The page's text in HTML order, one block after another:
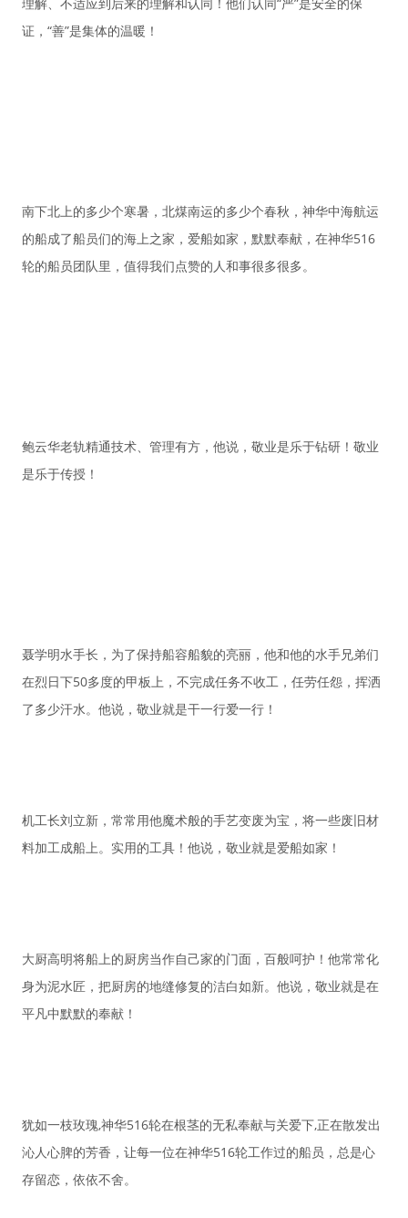
证，“善”是集体的温暖！
南下北上的多少个寒暑，北煤南运的多少个春秋，神华中海航运
的船成了船员们的海上之家，爱船如家，默默奉献，在神华516
轮的船员团队里，值得我们点赞的人和事很多很多。
鲍云华老轨精通技术、管理有方，他说，敬业是乐于钻研！敬业
是乐于传授！
聂学明水手长，为了保持船容船貌的亮丽，他和他的水手兄弟们
在烈日下50多度的甲板上，不完成任务不收工，任劳任怨，挥洒
了多少汗水。他说，敬业就是干一行爱一行！
机工长刘立新，常常用他魔术般的手艺变废为宝，将一些废旧材
料加工成船上。实用的工具！他说，敬业就是爱船如家！
大厨高明将船上的厨房当作自己家的门面，百般呵护！他常常化
身为泥水匠，把厨房的地缝修复的洁白如新。他说，敬业就是在
平凡中默默的奉献！
犹如一枝玫瑰,神华516轮在根茎的无私奉献与关爱下,正在散发出
沁人心脾的芳香，让每一位在神华516轮工作过的船员，总是心
存留恋，依依不舍。